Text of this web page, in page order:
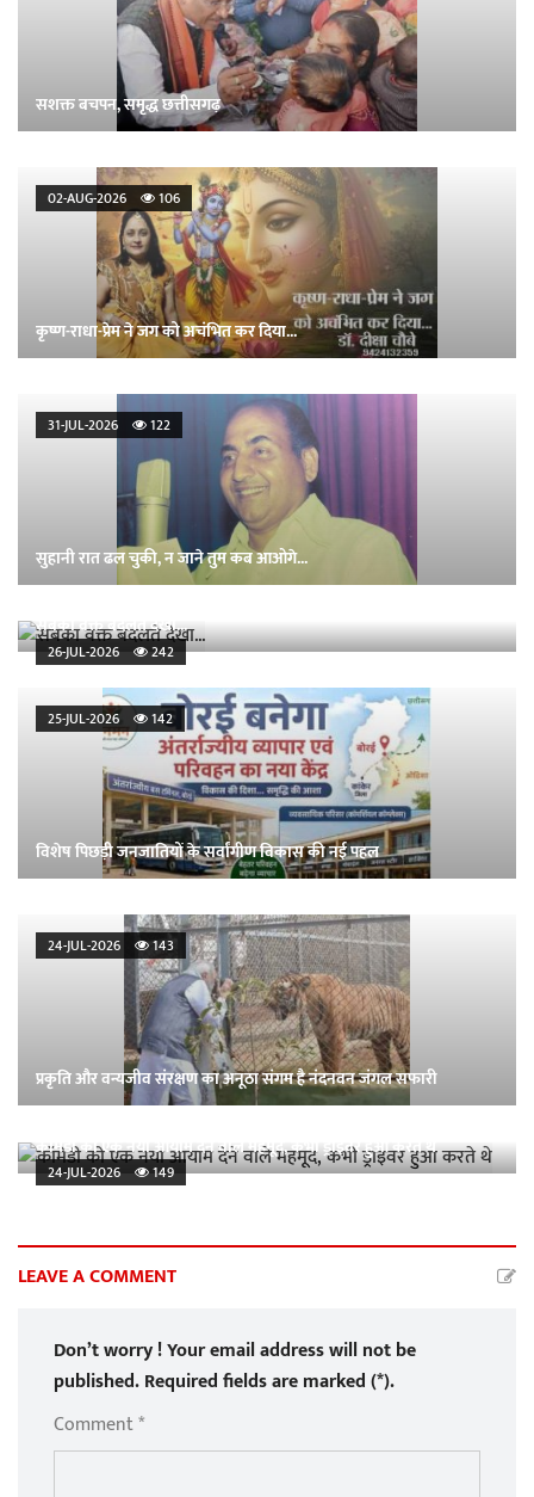
सशक्त बचपन, समृद्ध छत्तीसगढ़
02-AUG-2026 106
कृष्ण-राधा-प्रेम ने जग को अचंभित कर दिया...
31-JUL-2026 122
सुहानी रात ढल चुकी, न जाने तुम कब आओगे...
26-JUL-2026 242
सबका वक्त बदलते देखा...
25-JUL-2026 142
विशेष पिछड़ी जनजातियों के सर्वांगीण विकास की नई पहल
24-JUL-2026 143
प्रकृति और वन्यजीव संरक्षण का अनूठा संगम है नंदनवन जंगल सफारी
24-JUL-2026 149
कॉमेडी को एक नया आयाम देने वाले महमूद, कभी ड्राइवर हुआ करते थे
LEAVE A COMMENT
Don’t worry ! Your email address will not be
published. Required fields are marked (*).
Comment *